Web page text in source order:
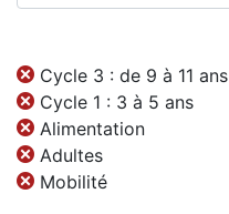
Cycle 3 : de 9 à 11 ans
Cycle 1 : 3 à 5 ans
Alimentation
Adultes
Mobilité